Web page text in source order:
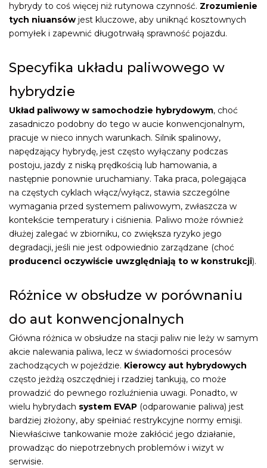
hybrydy to coś więcej niż rutynowa czynność. Zrozumienie
tych niuansów jest kluczowe, aby uniknąć kosztownych
pomyłek i zapewnić długotrwałą sprawność pojazdu.
Specyfika układu paliwowego w
hybrydzie
Układ paliwowy w samochodzie hybrydowym, choć
zasadniczo podobny do tego w aucie konwencjonalnym,
pracuje w nieco innych warunkach. Silnik spalinowy,
napędzający hybrydę, jest często wyłączany podczas
postoju, jazdy z niską prędkością lub hamowania, a
następnie ponownie uruchamiany. Taka praca, polegająca
na częstych cyklach włącz/wyłącz, stawia szczególne
wymagania przed systemem paliwowym, zwłaszcza w
kontekście temperatury i ciśnienia. Paliwo może również
dłużej zalegać w zbiorniku, co zwiększa ryzyko jego
degradacji, jeśli nie jest odpowiednio zarządzane (choć
producenci oczywiście uwzględniają to w konstrukcji).
Różnice w obsłudze w porównaniu
do aut konwencjonalnych
Główna różnica w obsłudze na stacji paliw nie leży w samym
akcie nalewania paliwa, lecz w świadomości procesów
zachodzących w pojeździe. Kierowcy aut hybrydowych
często jeżdżą oszczędniej i rzadziej tankują, co może
prowadzić do pewnego rozluźnienia uwagi. Ponadto, w
wielu hybrydach system EVAP (odparowanie paliwa) jest
bardziej złożony, aby spełniać restrykcyjne normy emisji.
Niewłaściwe tankowanie może zakłócić jego działanie,
prowadząc do niepotrzebnych problemów i wizyt w
serwisie.